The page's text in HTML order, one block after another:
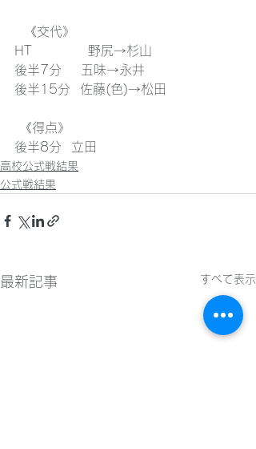
  《交代》
HT　         野尻→杉山
後半7分    五味→永井
後半15分  佐藤(色)→松田
《得点》
後半8分  立田
高校公式戦結果
公式戦結果
最新記事 すべて表示